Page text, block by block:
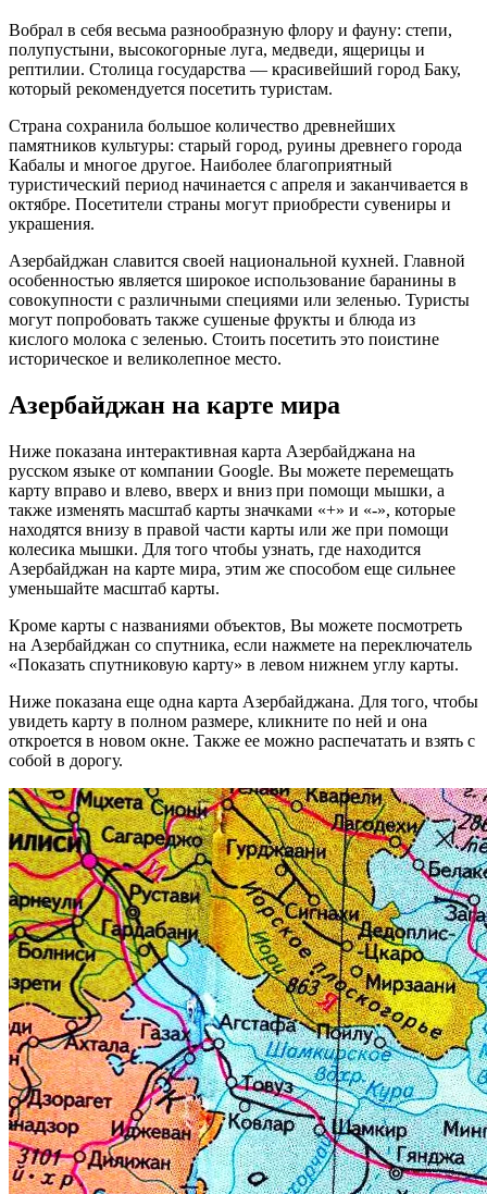
Вобрал в себя весьма разнообразную флору и фауну: степи,
полупустыни, высокогорные луга, медведи, ящерицы и
рептилии. Столица государства — красивейший город Баку,
который рекомендуется посетить туристам.
Страна сохранила большое количество древнейших
памятников культуры: старый город, руины древнего города
Кабалы и многое другое. Наиболее благоприятный
туристический период начинается с апреля и заканчивается в
октябре. Посетители страны могут приобрести сувениры и
украшения.
Азербайджан славится своей национальной кухней. Главной
особенностью является широкое использование баранины в
совокупности с различными специями или зеленью. Туристы
могут попробовать также сушеные фрукты и блюда из
кислого молока с зеленью. Стоить посетить это поистине
историческое и великолепное место.
Азербайджан на карте мира
Ниже показана интерактивная карта Азербайджана на
русском языке от компании Google. Вы можете перемещать
карту вправо и влево, вверх и вниз при помощи мышки, а
также изменять масштаб карты значками «+» и «-», которые
находятся внизу в правой части карты или же при помощи
колесика мышки. Для того чтобы узнать, где находится
Азербайджан на карте мира, этим же способом еще сильнее
уменьшайте масштаб карты.
Кроме карты с названиями объектов, Вы можете посмотреть
на Азербайджан со спутника, если нажмете на переключатель
«Показать спутниковую карту» в левом нижнем углу карты.
Ниже показана еще одна карта Азербайджана. Для того, чтобы
увидеть карту в полном размере, кликните по ней и она
откроется в новом окне. Также ее можно распечатать и взять с
собой в дорогу.